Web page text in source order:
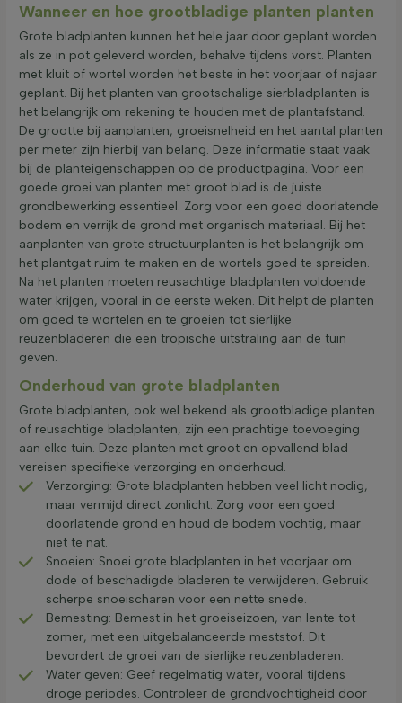
Wanneer en hoe grootbladige planten planten
Grote bladplanten kunnen het hele jaar door geplant worden
als ze in pot geleverd worden, behalve tijdens vorst. Planten
met kluit of wortel worden het beste in het voorjaar of najaar
geplant. Bij het planten van grootschalige sierbladplanten is
het belangrijk om rekening te houden met de plantafstand.
De grootte bij aanplanten, groeisnelheid en het aantal planten
per meter zijn hierbij van belang. Deze informatie staat vaak
bij de planteigenschappen op de productpagina. Voor een
goede groei van planten met groot blad is de juiste
grondbewerking essentieel. Zorg voor een goed doorlatende
bodem en verrijk de grond met organisch materiaal. Bij het
aanplanten van grote structuurplanten is het belangrijk om
het plantgat ruim te maken en de wortels goed te spreiden.
Na het planten moeten reusachtige bladplanten voldoende
water krijgen, vooral in de eerste weken. Dit helpt de planten
om goed te wortelen en te groeien tot sierlijke
reuzenbladeren die een tropische uitstraling aan de tuin
geven.
Onderhoud van grote bladplanten
Grote bladplanten, ook wel bekend als grootbladige planten
of reusachtige bladplanten, zijn een prachtige toevoeging
aan elke tuin. Deze planten met groot en opvallend blad
vereisen specifieke verzorging en onderhoud.
Verzorging: Grote bladplanten hebben veel licht nodig,
maar vermijd direct zonlicht. Zorg voor een goed
doorlatende grond en houd de bodem vochtig, maar
niet te nat.
Snoeien: Snoei grote bladplanten in het voorjaar om
dode of beschadigde bladeren te verwijderen. Gebruik
scherpe snoeischaren voor een nette snede.
Bemesting: Bemest in het groeiseizoen, van lente tot
zomer, met een uitgebalanceerde meststof. Dit
bevordert de groei van de sierlijke reuzenbladeren.
Water geven: Geef regelmatig water, vooral tijdens
droge periodes. Controleer de grondvochtigheid door